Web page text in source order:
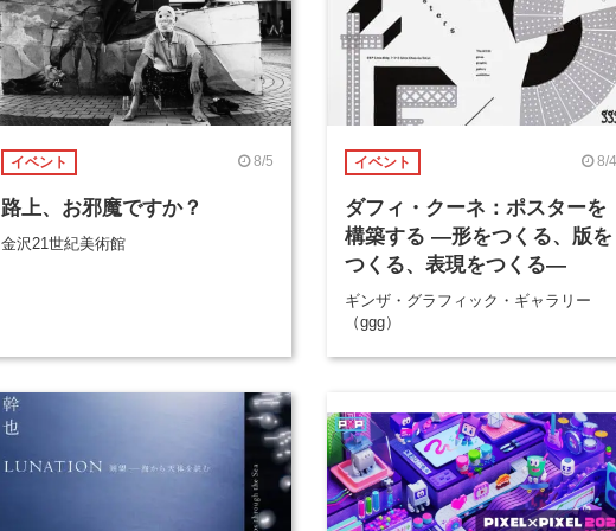
イベント 8/5
路上、お邪魔ですか？
金沢21世紀美術館
イベント 8/4
ダフィ・クーネ：ポスターを
構築する ―形をつくる、版を
つくる、表現をつくる―
ギンザ・グラフィック・ギャラリー
（ggg）